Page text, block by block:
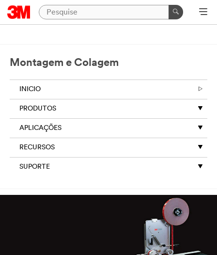
Montagem e Colagem
INICIO
PRODUTOS
APLICAÇÕES
RECURSOS
SUPORTE